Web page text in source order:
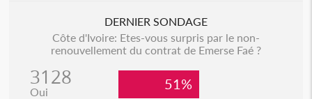
DERNIER SONDAGE
Côte d'Ivoire: Etes-vous surpris par le non-
renouvellement du contrat de Emerse Faé ?
3128
Oui 51%